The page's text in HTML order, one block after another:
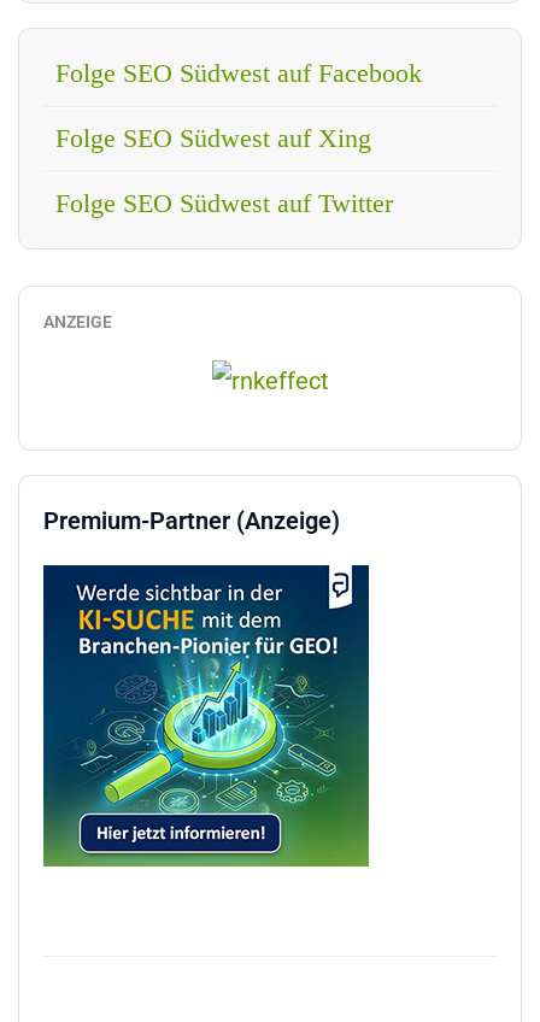
Folge SEO Südwest auf Facebook
Folge SEO Südwest auf Xing
Folge SEO Südwest auf Twitter
ANZEIGE
Premium-Partner (Anzeige)